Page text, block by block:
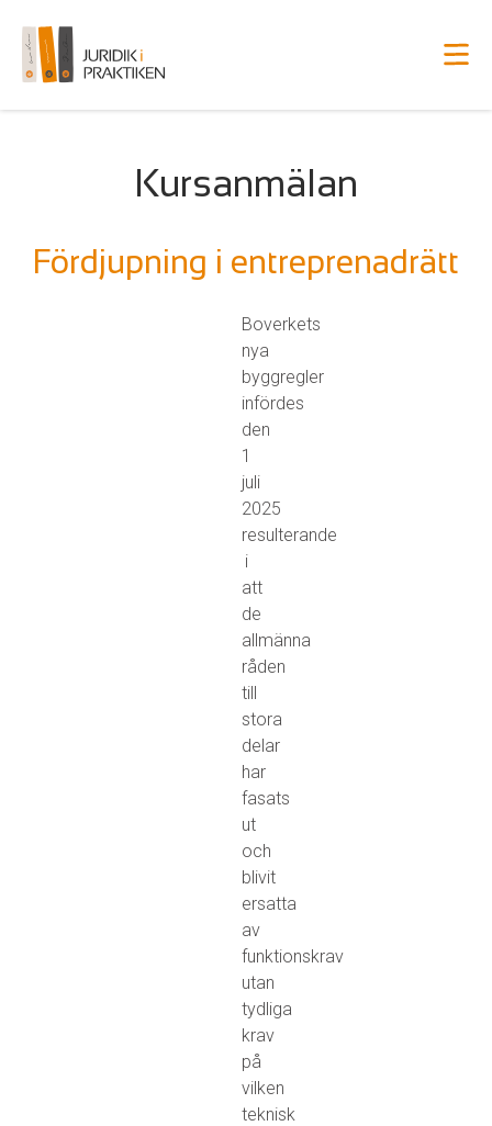
Kursanmälan
Fördjupning i entreprenadrätt
Boverkets
nya
byggregler
infördes
den
1
juli
2025
resulterande
i
att
de
allmänna
råden
till
stora
delar
har
fasats
ut
och
blivit
ersatta
av
funktionskrav
utan
tydliga
krav
på
vilken
teknisk